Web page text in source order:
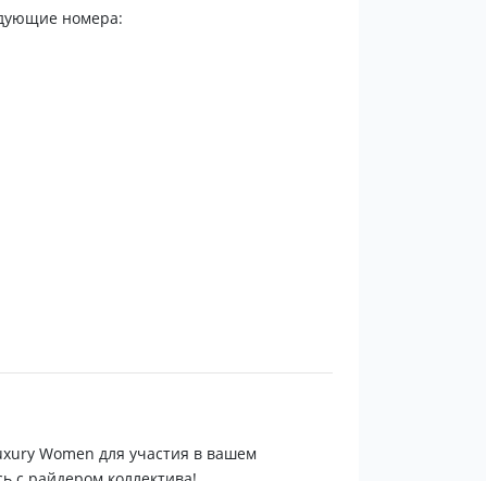
оставит равнодушным даже самого
номера:
Women для участия в вашем